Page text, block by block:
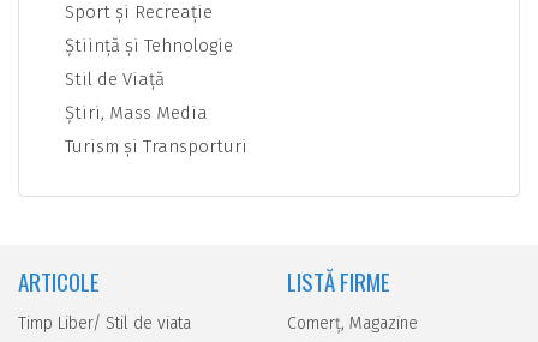
Sport şi Recreaţie
Ştiinţă şi Tehnologie
Stil de Viaţă
Ştiri, Mass Media
Turism şi Transporturi
ARTICOLE
Timp Liber/ Stil de viata
LISTĂ FIRME
Comerţ, Magazine